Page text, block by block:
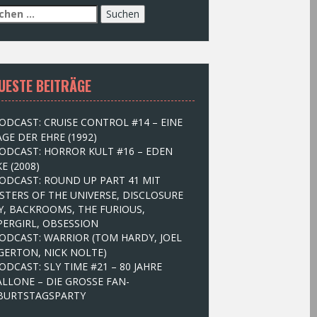
BEITRÄGE
CRUISE CONTROL #14 – EINE
DER EHRE (1992)
HORROR KULT #16 – EDEN
(2008)
ROUND UP PART 41 MIT
OF THE UNIVERSE, DISCLOSURE
BACKROOMS, THE FURIOUS,
OBSESSION
WARRIOR (TOM HARDY, JOEL
NICK NOLTE)
SLY TIME #21 – 80 JAHRE
– DIE GROSSE FAN-